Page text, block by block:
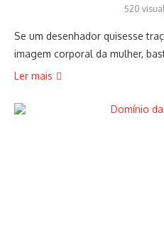
520
Se um desenhador quisesse
imagem corporal da mulher,
Ler mais